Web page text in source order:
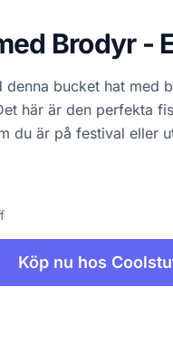
Brodyr -
denna bucket hat med
här är den perfekta
du är på festival eller
Köp nu hos